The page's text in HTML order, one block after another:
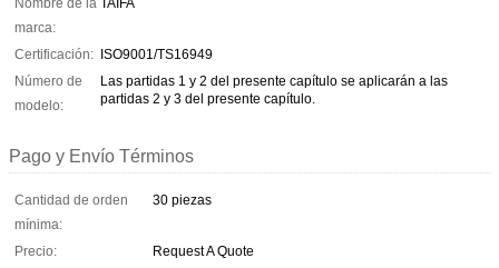
Nombre de la
marca:
TAIFA
Certificación: ISO9001/TS16949
Número de
modelo:
Las partidas 1 y 2 del presente capítulo se aplicarán a las
partidas 2 y 3 del presente capítulo.
Pago y Envío Términos
Cantidad de orden
mínima:
30 piezas
Precio:
Request A Quote